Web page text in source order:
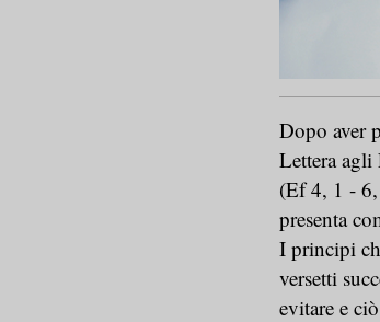
Dopo aver
Lettera agli
(Ef 4, 1 - 6,
presenta
I principi
versetti
evitare e